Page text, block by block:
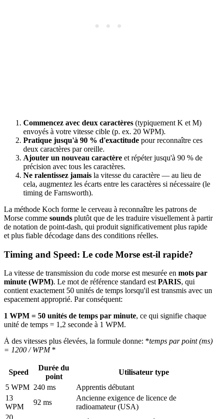
Commencez avec deux caractères (typiquement K et M)
envoyés à votre vitesse cible (p. ex. 20 WPM).
Pratique jusqu'à 90 % d'exactitude pour reconnaître ces
deux caractères par oreille.
Ajouter un nouveau caractère et répéter jusqu'à 90 % de
précision avec tous les caractères.
Ne ralentissez jamais la vitesse du caractère — au lieu de
cela, augmentez les écarts entre les caractères si nécessaire (le
timing de Farnsworth).
La méthode Koch forme le cerveau à reconnaître les patrons de
Morse comme sounds plutôt que de les traduire visuellement à partir
de notation de point-dash, qui produit significativement plus rapide
et plus fiable décodage dans des conditions réelles.
Timing and Speed: Le code Morse est-il rapide?
La vitesse de transmission du code morse est mesurée en mots par
minute (WPM). Le mot de référence standard estPARIS, qui
contient exactement 50 unités de temps lorsqu'il est transmis avec un
espacement approprié. Par conséquent:
1 WPM = 50 unités de temps par minute, ce qui signifie chaque
unité de temps = 1,2 seconde à 1 WPM.
À des vitesses plus élevées, la formule donne: *temps par point (ms)
= 1200 / WPM*
Speed
Durée du
point
Utilisateur type
5 WPM 240 ms
Apprentis débutant
13
WPM
92 ms
Ancienne exigence de licence de
radioamateur (USA)